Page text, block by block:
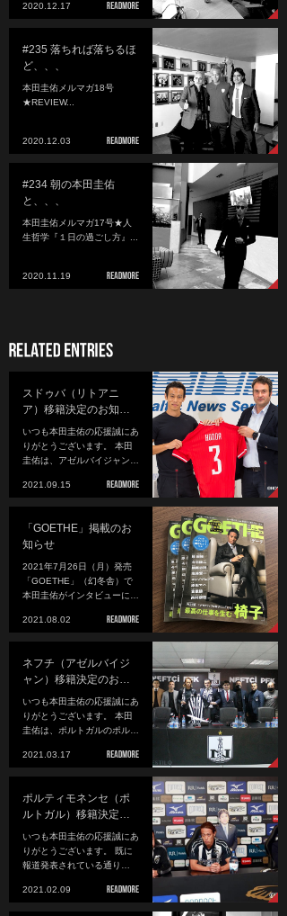
2020.12.17
#235 落ちれば落ちるほ
ど、、、
本田圭佑メルマガ18号
★REVIEW...
2020.12.03
#234 朝の本田圭佑
と、、、
本田圭佑メルマガ17号★人
生哲学『１日の過ごし方』...
2020.11.19
スドゥバ（リトアニ
ア）移籍決定のお知…
いつも本田圭佑の応援誠にあ
りがとうございます。 本田
圭佑は、アゼルバイジャン…
2021.09.15
「GOETHE」掲載のお
知らせ
2021年7月26日（月）発売
「GOETHE」（幻冬舎）で
本田圭佑がインタビューに…
2021.08.02
ネフチ（アゼルバイジ
ャン）移籍決定のお…
いつも本田圭佑の応援誠にあ
りがとうございます。 本田
圭佑は、ポルトガルのポル…
2021.03.17
ポルティモネンセ（ポ
ルトガル）移籍決定…
いつも本田圭佑の応援誠にあ
りがとうございます。 既に
報道発表されている通り…
2021.02.09